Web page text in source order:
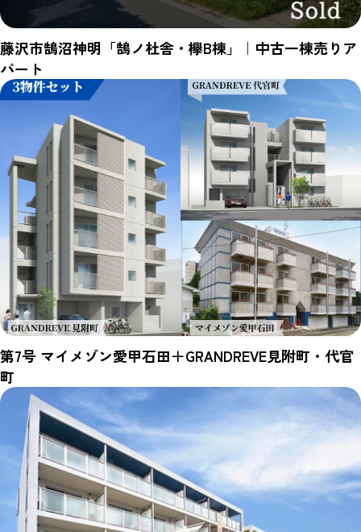
藤沢市鵠沼神明「鵠ノ杜舎・欅B棟」｜中古一棟売りア
パート
第7号 マイメゾン愛甲石田＋GRANDREVE見附町・代官
町